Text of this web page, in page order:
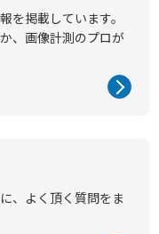
を掲載しています。
、画像計測のプロが
、よく頂く質問をま